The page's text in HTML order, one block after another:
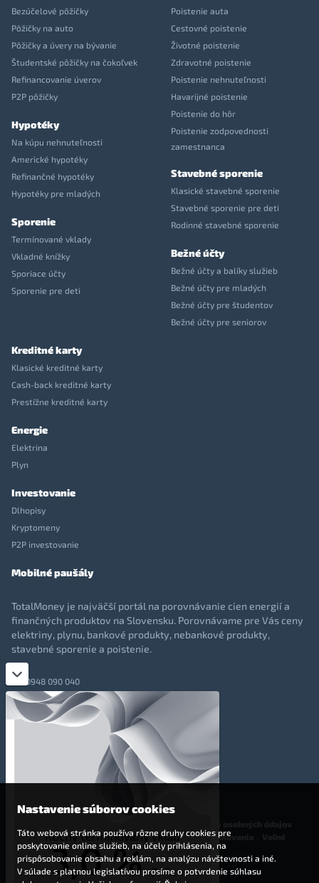
Bezúčelové pôžičky
Pôžičky na auto
Pôžičky a úvery na bývanie
Študentské pôžičky na čokoľvek
Refinancovanie úverov
P2P pôžičky
Hypotéky
Na kúpu nehnuteľnosti
Americké hypotéky
Refinančné hypotéky
Hypotéky pre mladých
Sporenie
Termínované vklady
Vkladné knížky
Sporiace účty
Sporenie pre deti
Poistenie auta
Cestovné poistenie
Životné poistenie
Zdravotné poistenie
Poistenie nehnuteľnosti
Havarijné poistenie
Poistenie do hôr
Poistenie zodpovednosti
zamestnanca
Stavebné sporenie
Klasické stavebné sporenie
Stavebné sporenie pre deti
Rodinné stavebné sporenie
Bežné účty
Bežné účty a balíky služieb
Bežné účty pre mladých
Bežné účty pre študentov
Bežné účty pre seniorov
Kreditné karty
Klasické kreditné karty
Cash-back kreditné karty
Prestížne kreditné karty
Energie
Elektrina
Plyn
Investovanie
Dlhopisy
Kryptomeny
P2P investovanie
Mobilné paušály
TotalMoney je najväčší portál na porovnávanie cien energií a
finančných produktov na Slovensku. Porovnávame pre Vás ceny
elektriny, plynu, bankové produkty, nebankové produkty,
stavebné sporenie a poistenie.
0948 090 040
+421 948 090 051
info@totalmoney.sk
Levočská 866, Poprad, 058 01
Cookies-Nastavenia cookies -Finančné sprostredkovanie
pracovné miesta
Affiliate - partnerský program
Nastavenie súborov cookies
Táto webová stránka používa rôzne druhy cookies pre
poskytovanie online služieb, na účely prihlásenia, na
prispôsobovanie obsahu a reklám, na analýzu návštevnosti a iné.
V súlade s platnou legislatívou prosíme o potvrdenie súhlasu